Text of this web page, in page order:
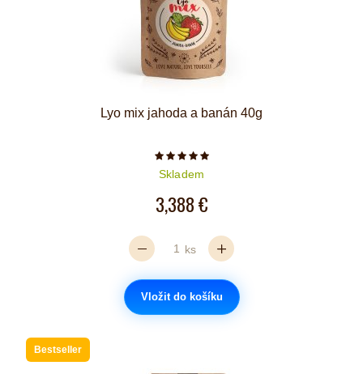
Lyo mix jahoda a banán 40g
Počet hvězdiček je 5 z 5
Skladem
3,388 €
ks
Vložit do košíku
Bestseller